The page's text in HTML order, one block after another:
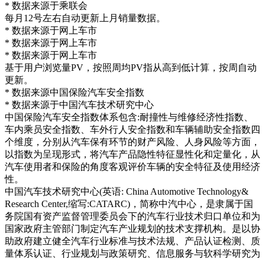
* 数据来源于乘联会
每月12号左右自动更新上月销量数据。
* 数据来源于网上车市
* 数据来源于网上车市
* 数据来源于网上车市
基于用户浏览量PV，按照周均PV指从高到低计算，按周自动
更新。
* 数据来源中国保险汽车安全指数
* 数据来源于中国汽车技术研究中心
中国保险汽车安全指数体系包含:耐撞性与维修经济性指数、
车内乘员安全指数、车外行人安全指数和车辆辅助安全指数四
个维度，分别从汽车保有环节的财产风险、人身风险等方面，
以指数为呈现形式，将汽车产品隐性特征显性化和定量化，从
汽车使用者和保险的角度客观评价车辆的安全特征及使用经济
性。
中国汽车技术研究中心(英语: China Automotive Technology&
Research Center,缩写:CATARC)，简称中汽中心，是隶属于国
务院国有资产监督管理委员会下的汽车行业技术归口单位和为
国家政府主管部门制定汽车产业规划的技术支撑机构。是以协
助政府建立健全汽车行业标准与技术法规、产品认证检测、质
量体系认证、行业规划与政策研究、信息服务与软科学研究为